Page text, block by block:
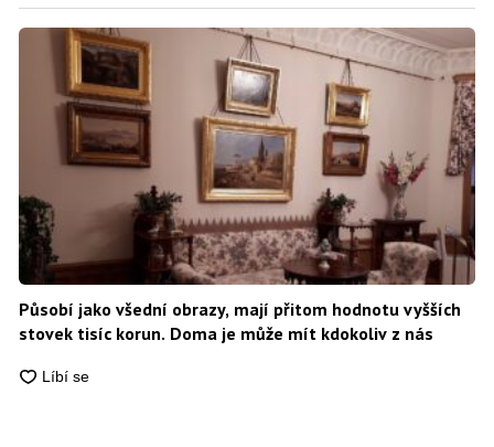
Působí jako všední obrazy, mají přitom hodnotu vyšších
stovek tisíc korun. Doma je může mít kdokoliv z nás